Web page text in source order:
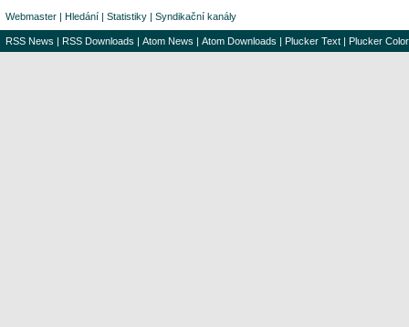
Webmaster | Hledání | Statistiky | Syndikační kanály
RSS News | RSS Downloads | Atom News | Atom Downloads | Plucker Text | Plucker Color